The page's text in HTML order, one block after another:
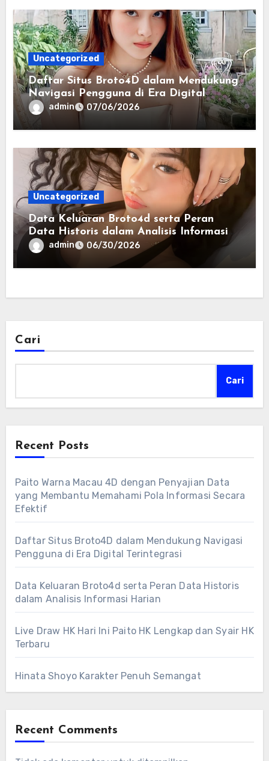
Uncategorized
Daftar Situs Broto4D dalam Mendukung
Navigasi Pengguna di Era Digital
Terintegrasi
admin 07/06/2026
Uncategorized
Data Keluaran Broto4d serta Peran
Data Historis dalam Analisis Informasi
Harian
admin 06/30/2026
Cari
Cari
Recent Posts
Paito Warna Macau 4D dengan Penyajian Data
yang Membantu Memahami Pola Informasi Secara
Efektif
Daftar Situs Broto4D dalam Mendukung Navigasi
Pengguna di Era Digital Terintegrasi
Data Keluaran Broto4d serta Peran Data Historis
dalam Analisis Informasi Harian
Live Draw HK Hari Ini Paito HK Lengkap dan Syair HK
Terbaru
Hinata Shoyo Karakter Penuh Semangat
Recent Comments